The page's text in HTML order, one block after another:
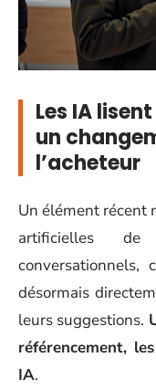
Les IA
un
l’acheteur
Un élément récent
artificielles de
conversationnels,
désormais
leurs suggestions.
référencement,
IA.